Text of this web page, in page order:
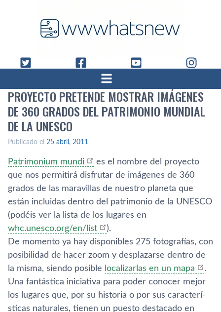
PROYECTO PRETENDE MOSTRAR IMÁGENES
DE 360 GRADOS DEL PATRIMONIO MUNDIAL
DE LA UNESCO
Publicado el 25 abril, 2011
Patrimonium mundi
es el nombre del proyecto
que nos permitirá disfrutar de imágenes de 360
grados de las maravillas de nuestro planeta que
están incluidas dentro del patrimonio de la UNESCO
(podéis ver la lista de los lugares en
whc.unesco.org/en/list
).
De momento ya hay disponibles 275 fotografí­as, con
posibilidad de hacer zoom y desplazarse dentro de
la misma, siendo posible localizarlas en un mapa
.
Una fantástica iniciativa para poder conocer mejor
los lugares que, por su historia o por sus caracterí­
sticas naturales, tienen un puesto destacado en